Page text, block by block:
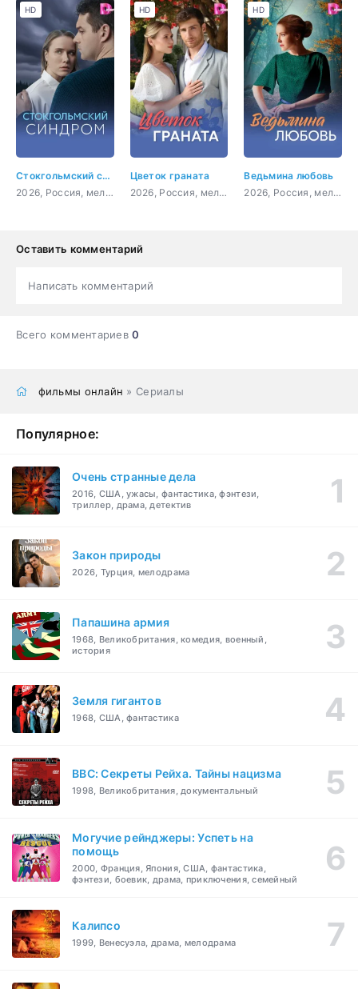
Стокгольмский синдром
2026, Россия, мелодрама
HD
Цветок граната
2026, Россия, мелодрама
HD
Ведьмина любовь
2026, Россия, мелодрама, фэнтези
HD
Оставить комментарий
Написать комментарий
Всего комментариев0
фильмы онлайн » Сериалы
Популярное:
Очень странные дела
2016, США, ужасы, фантастика, фэнтези,
триллер, драма, детектив
Закон природы
2026, Турция, мелодрама
Папашина армия
1968, Великобритания, комедия, военный,
история
Земля гигантов
1968, США, фантастика
BBC: Секреты Рейха. Тайны нацизма
1998, Великобритания, документальный
Могучие рейнджеры: Успеть на
помощь
2000, Франция, Япония, США, фантастика,
фэнтези, боевик, драма, приключения, семейный
Калипсо
1999, Венесуэла, драма, мелодрама